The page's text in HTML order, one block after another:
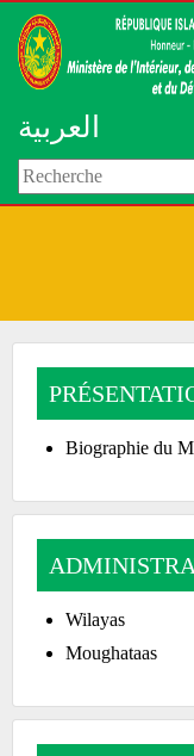
العربية
Biographie du
Wilayas
Moughataas